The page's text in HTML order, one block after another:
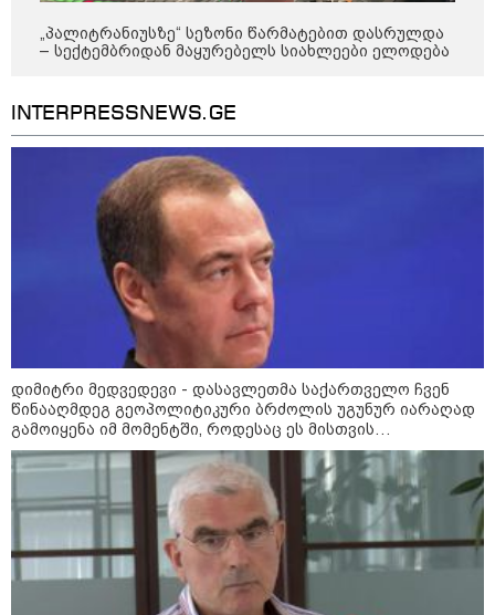
კატეგორიები
„პალიტრანიუსზე“ სეზონი წარმატებით დასრულდა
– სექტემბრიდან მაყურებელს სიახლეები ელოდება
INTERPRESSNEWS.GE
დიმიტრი მედვედევი - დასავლეთმა საქართველო ჩვენ
წინააღმდეგ გეოპოლიტიკური ბრძოლის უგუნურ იარაღად
გამოიყენა იმ მომენტში, როდესაც ეს მისთვის
ხელსაყრელი იყო